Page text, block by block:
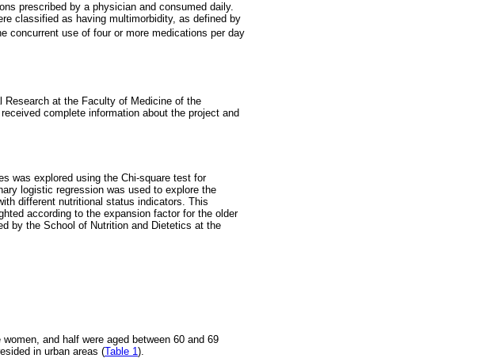
prescribed by a physician and consumed daily.
classified as having multimorbidity, as defined by
concurrent use of four or more medications per day
at the Faculty of Medicine of the
complete information about the project and
was explored using the Chi-square test for
logistic regression was used to explore the
different nutritional status indicators. This
according to the expansion factor for the older
by the School of Nutrition and Dietetics at the
and half were aged between 60 and 69
in urban areas (Table 1).